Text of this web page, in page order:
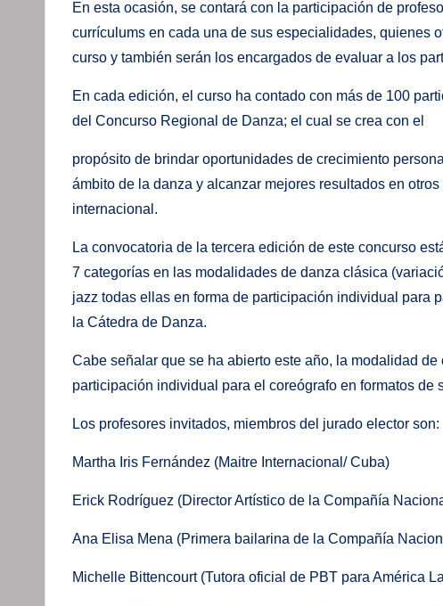
En esta ocasión, se contará con la participación de
currículums en cada una de sus especialidades, quienes
curso y también serán los encargados de evaluar a los
En cada edición, el curso ha contado con más de 100
del Concurso Regional de Danza; el cual se crea con el
propósito de brindar oportunidades de crecimiento
ámbito de la danza y alcanzar mejores resultados en
internacional.
La convocatoria de la tercera edición de este concurso
7 categorías en las modalidades de danza clásica
jazz todas ellas en forma de participación individual para
la Cátedra de Danza.
Cabe señalar que se ha abierto este año, la modalidad
participación individual para el coreógrafo en formatos de
Los profesores invitados, miembros del jurado elector son:
Martha Iris Fernández (Maitre Internacional/ Cuba)
Erick Rodríguez (Director Artístico de la Compañía
Ana Elisa Mena (Primera bailarina de la Compañía
Michelle Bittencourt (Tutora oficial de PBT para América